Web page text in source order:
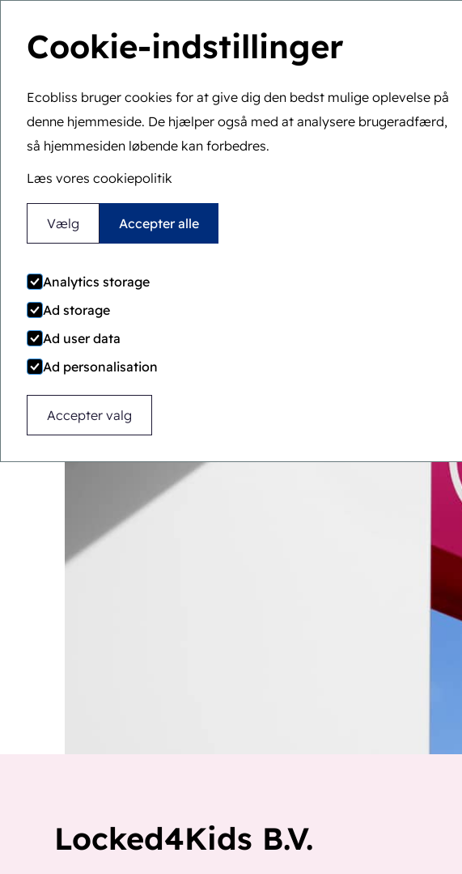
Cookie-indstillinger
Ecobliss bruger cookies for at give dig den bedst mulige oplevelse på
denne hjemmeside. De hjælper også med at analysere brugeradfærd,
så hjemmesiden løbende kan forbedres.
Læs vores cookiepolitik
Vælg Accepter alle
Analytics storage
Ad storage
Ad user data
Ad personalisation
Accepter valg
Du er her: Hjem Kontakt
Kontakt
Kontakt Locked4Kids
Locked4Kids B.V.